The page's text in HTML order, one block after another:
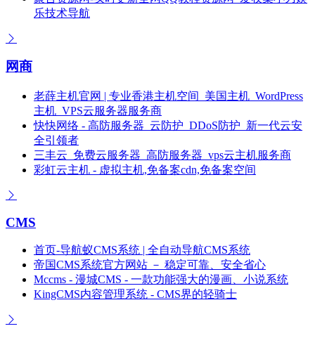
乐技术导航
网商
老薛主机官网 | 专业香港主机空间_美国主机_WordPress
主机_VPS云服务器服务商
快快网络 - 高防服务器_云防护_DDoS防护_新一代云安
全引领者
三丰云_免费云服务器_高防服务器_vps云主机服务商
彩虹云主机 - 虚拟主机,免备案cdn,免备案空间
CMS
首页-导航蚁CMS系统 | 全自动导航CMS系统
帝国CMS系统官方网站 － 稳定可靠、安全省心
Mccms - 漫城CMS - 一款功能强大的漫画、小说系统
KingCMS内容管理系统 - CMS界的轻骑士